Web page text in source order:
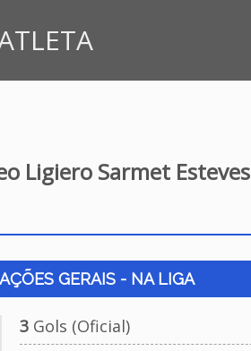
Ligiero Sarmet Esteves
GERAIS - NA LIGA
3Gols (Oficial)